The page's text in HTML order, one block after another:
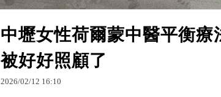
中壢女性荷爾蒙中醫平衡
被好好照顧了
2026/02/12 16:10